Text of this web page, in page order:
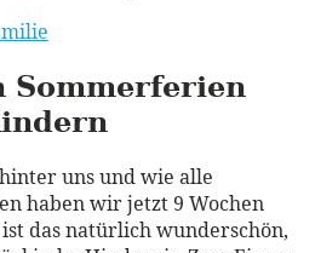
Sommerferien
uns und wie alle
haben wir jetzt 9 Wochen
das natürlich wunderschön,